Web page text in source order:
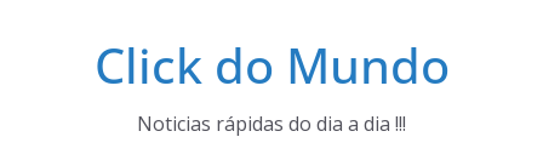
Click do Mundo
Noticias rápidas do dia a dia !!!